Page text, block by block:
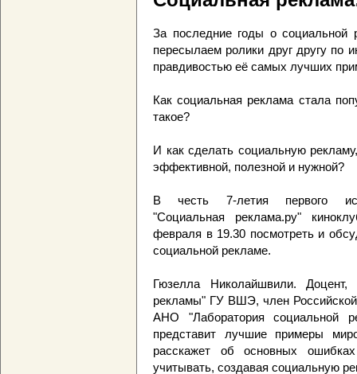
За последние годы о
пересылаем ролики друг другу по
правдивостью её самых лучших
Как социальная реклама стала
такое?
И как сделать социальную
эффективной, полезной и нужной?
В честь 7-летия первого
"Социальная реклама.ру"
февраля в 19.30 посмотреть и
социальной рекламе.
Гюзелла Николайшвили.
рекламы" ГУ ВШЭ, член Российской
АНО "Лаборатория социальной
представит лучшие примеры
расскажет об основных
учитывать, создавая социальную